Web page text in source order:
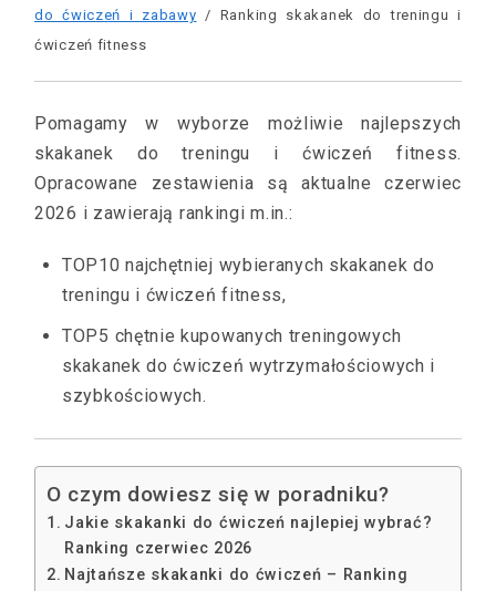
do ćwiczeń i zabawy / Ranking skakanek do treningu i
ćwiczeń fitness
Pomagamy w wyborze możliwie najlepszych
skakanek do treningu i ćwiczeń fitness.
Opracowane zestawienia są aktualne czerwiec
2026 i zawierają rankingi m.in.:
TOP10 najchętniej wybieranych skakanek do
treningu i ćwiczeń fitness,
TOP5 chętnie kupowanych treningowych
skakanek do ćwiczeń wytrzymałościowych i
szybkościowych.
O czym dowiesz się w poradniku?
Jakie skakanki do ćwiczeń najlepiej wybrać?
Ranking czerwiec 2026
Najtańsze skakanki do ćwiczeń – Ranking